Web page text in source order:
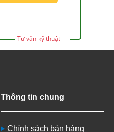
Tư vấn kỹ thuật
Thông tin chung
Chính sách bán hàng